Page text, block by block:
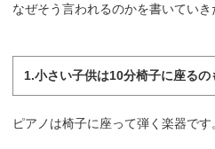
なぜそう言われるのかを書いていき
1.小さい子供は10分椅子に座るの
ピアノは椅子に座って弾く楽器です